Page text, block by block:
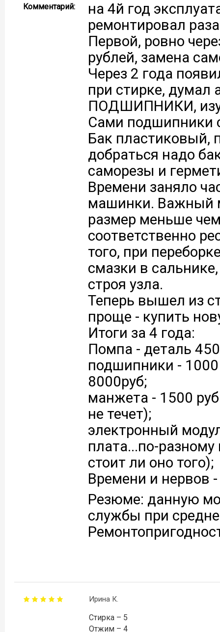
Комментарий:
на 4й год
ремонтировал
Первой, ровно
рублей, замена
Через 2 года
при стирке, думал
ПОДШИПНИКИ,
Сами подшипники
Бак пластиковый,
добраться надо
саморезы и
Времени заняло
машинки. Важный
размер меньше
соответственно
того, при
смазки в
строя узла.
Теперь вышел из
проще - купить
Итоги за 4 года:
Помпа - деталь
подшипники -
8000руб;
манжета - 1500
не течет);
электронный
плата...по-
стоит ли оно того);
Времени и нервов -
Резюме: данную
службы при
Ирина К.
Стирка – 5
Отжим – 4